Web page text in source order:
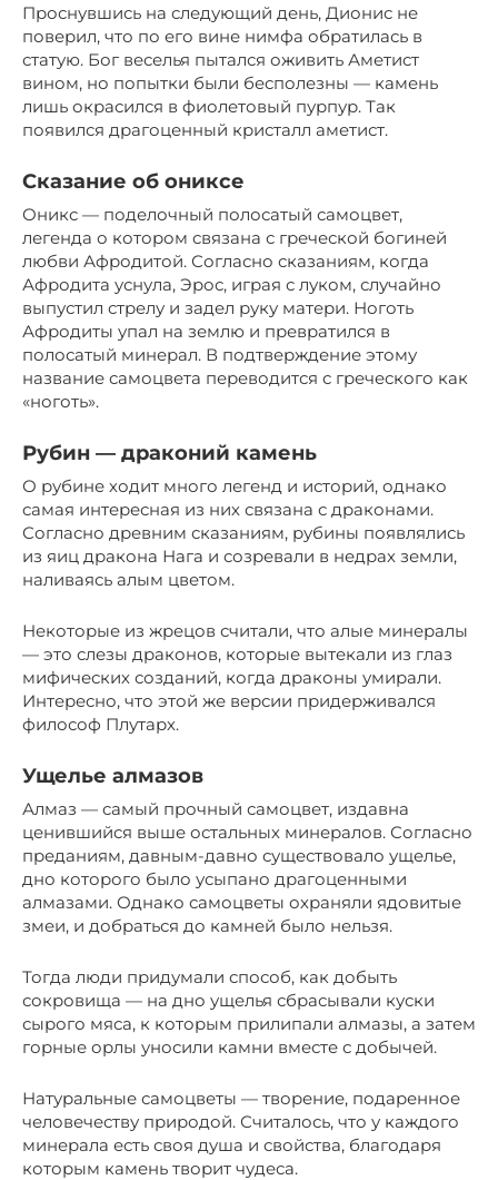
Проснувшись на следующий день, Дионис не
поверил, что по его вине нимфа обратилась в
статую. Бог веселья пытался оживить Аметист
вином, но попытки были бесполезны — камень
лишь окрасился в фиолетовый пурпур. Так
появился драгоценный кристалл аметист.
Сказание об ониксе
Оникс — поделочный полосатый самоцвет,
легенда о котором связана с греческой богиней
любви Афродитой. Согласно сказаниям, когда
Афродита уснула, Эрос, играя с луком, случайно
выпустил стрелу и задел руку матери. Ноготь
Афродиты упал на землю и превратился в
полосатый минерал. В подтверждение этому
название самоцвета переводится с греческого как
«ноготь».
Рубин — драконий камень
О рубине ходит много легенд и историй, однако
самая интересная из них связана с драконами.
Согласно древним сказаниям, рубины появлялись
из яиц дракона Нага и созревали в недрах земли,
наливаясь алым цветом.
Некоторые из жрецов считали, что алые минералы
— это слезы драконов, которые вытекали из глаз
мифических созданий, когда драконы умирали.
Интересно, что этой же версии придерживался
философ Плутарх.
Ущелье алмазов
Алмаз — самый прочный самоцвет, издавна
ценившийся выше остальных минералов. Согласно
преданиям, давным-давно существовало ущелье,
дно которого было усыпано драгоценными
алмазами. Однако самоцветы охраняли ядовитые
змеи, и добраться до камней было нельзя.
Тогда люди придумали способ, как добыть
сокровища — на дно ущелья сбрасывали куски
сырого мяса, к которым прилипали алмазы, а затем
горные орлы уносили камни вместе с добычей.
Натуральные самоцветы — творение, подаренное
человечеству природой. Считалось, что у каждого
минерала есть своя душа и свойства, благодаря
которым камень творит чудеса.